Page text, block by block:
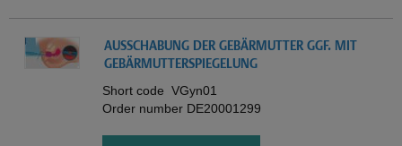
AUSSCHABUNG DER GEBÄRMUTTER GGF. MIT
GEBÄRMUTTERSPIEGELUNG
Short code VGyn01
Order number DE20001299